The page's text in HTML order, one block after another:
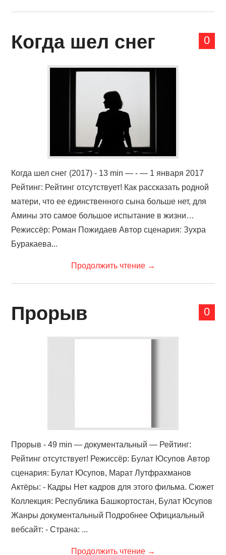
0
Когда шел снег
Когда шел снег (2017) - 13 min — - — 1 января 2017
Рейтинг: Рейтинг отсутствует! Как рассказать родной
матери, что ее единственного сына больше нет, для
Амины это самое большое испытание в жизни…
Режиссёр: Роман Пожидаев Автор сценария: Зухра
Буракаева...
Продолжить чтение →
0
Прорыв
Прорыв - 49 min — документальный — Рейтинг:
Рейтинг отсутствует! Режиссёр: Булат Юсупов Автор
сценария: Булат Юсупов, Марат Лутфрахманов
Актёры: - Кадры Нет кадров для этого фильма. Сюжет
Коллекция: Республика Башкортостан, Булат Юсупов
Жанры документальный Подробнее Официальный
вебсайт: - Страна: ...
Продолжить чтение →